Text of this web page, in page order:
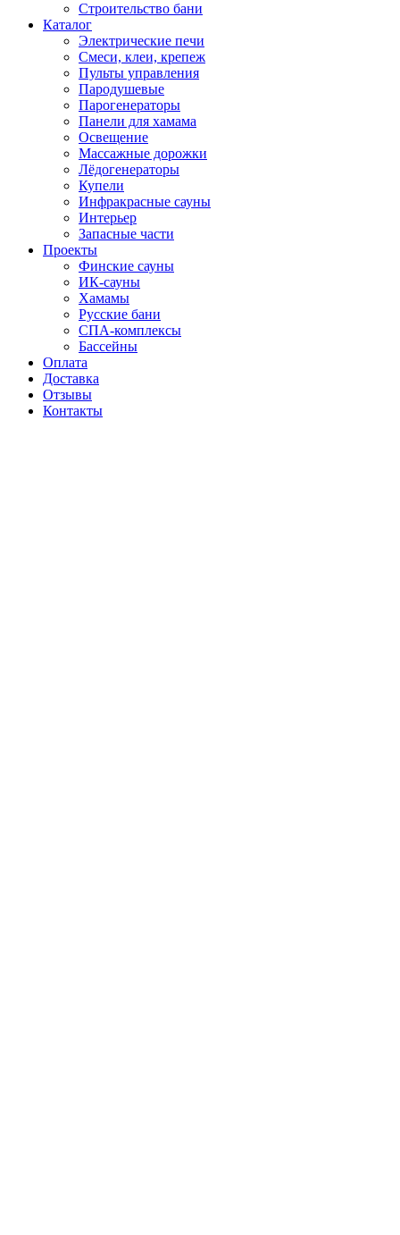
Строительство бани
Каталог
Электрические печи
Смеси, клеи, крепеж
Пульты управления
Пародушевые
Парогенераторы
Панели для хамама
Освещение
Массажные дорожки
Лёдогенераторы
Купели
Инфракрасные сауны
Интерьер
Запасные части
Проекты
Финские сауны
ИК-сауны
Хамамы
Русские бани
СПА-комплексы
Бассейны
Оплата
Доставка
Отзывы
Контакты